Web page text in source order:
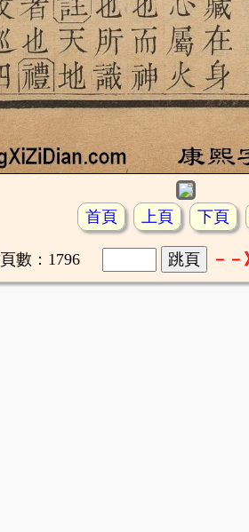
首頁 上頁 下頁
頁數：1796 －